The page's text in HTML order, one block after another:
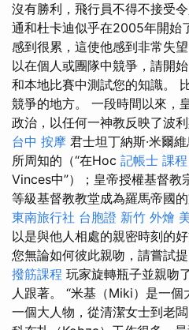
沒有勝利，飛行員不得不接受
通和杜卡迪似乎在2005年開始
感到很累，這使他感到非常失
以在個人或團隊中競爭，請開
和本地比賽中測試您的知識。
競爭的地方。 一段時間以來，
政治，以任何一神教反映了波
台中 按摩 君士坦丁納斯·米爾
所周知的（“在Hoc 記帳士 課程
Vinces中”）；皇帝授權基督教
等級基督教教堂成為羅馬帝國的
東南旅行社 台胞證 新竹 外燴
以是與他人相處的親密時刻的好
您無論如何彼此親吻，請嘗試
撥筋課程 玩家旋轉瓶子並親吻
人跟著。 “米基（Miki）是一個
一個大人物，從清潔女士到老闆